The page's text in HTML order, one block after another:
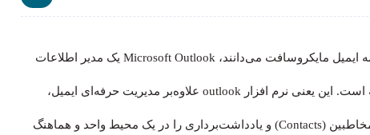
؟ برخلاف تصور رایج که آن را صرفاً یک برنامه ایمیل مایکروسافت می‌دانند، Microsoft Outlook یک مدیر اطلاعات
شخصی (Personal Information Manager) قدرتمند و یکپارچه است. این یعنی نرم افزار outlook علاوه‌بر مدیریت حرفه‌ای ایمیل،
ابزارهایی برای مدیریت تقویم (Calendar)، وظایف (Tasks)، مخاطبین (Contacts) و یادداشت‌برداری را در یک محیط واحد و هماهنگ